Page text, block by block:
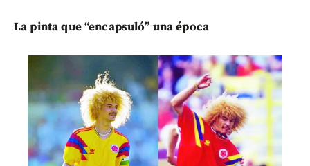
La pinta que “encapsuló” una época